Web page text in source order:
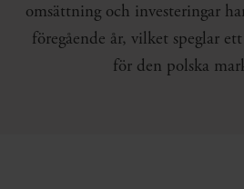
omsättning och investeringar
föregående år, vilket speglar
för den polska